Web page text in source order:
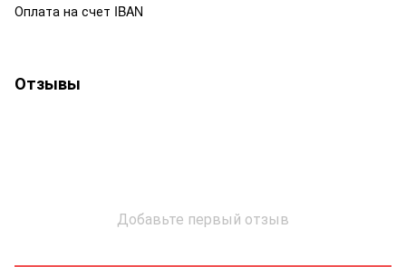
Оплата на счет IBAN
Отзывы
Добавьте первый отзыв